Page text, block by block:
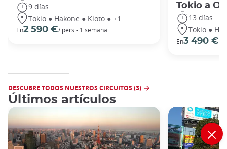
9 días
Tokio ● Hakone ● Kioto ● +1
En2 590 €/ pers - 1 semana
Tokio a
13 días
Tokio ●
En3 490 €
DESCUBRE TODOS NUESTROS CIRCUITOS (3)
Últimos artículos